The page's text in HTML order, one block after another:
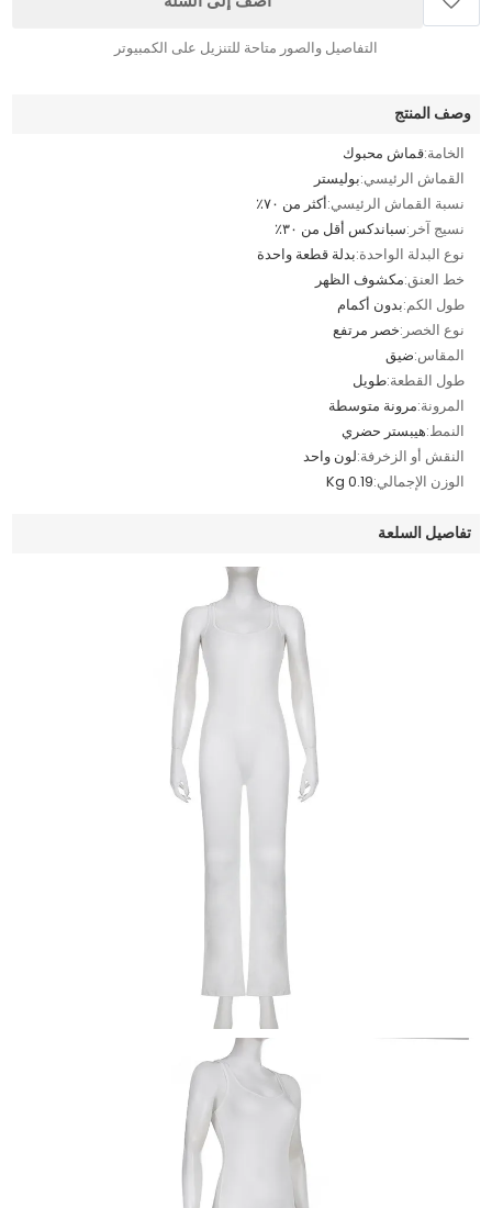
التفاصيل والصور متاحة للتنزيل على الكمبيوتر
وصف المنتج
الخامة:قماش محبوك
القماش الرئيسي:بوليستر
نسبة القماش الرئيسي:أكثر من ٧٠٪
نسيج آخر:سباندكس أقل من ٣٠٪
نوع البدلة الواحدة:بدلة قطعة واحدة
خط العنق:مكشوف الظهر
طول الكم:بدون أكمام
نوع الخصر:خصر مرتفع
المقاس:ضيق
طول القطعة:طويل
المرونة:مرونة متوسطة
النمط:هيبستر حضري
النقش أو الزخرفة:لون واحد
الوزن الإجمالي:0.19 Kg
تفاصيل السلعة